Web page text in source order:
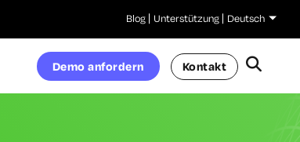
Blog Unterstützung Deutsch
Demo anfordern Kontakt